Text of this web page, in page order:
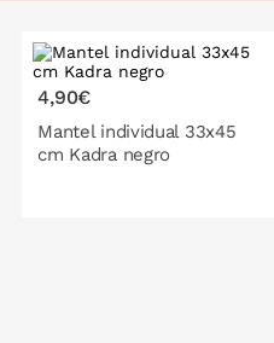
4,90€
Mantel individual 33x45
cm Kadra negro